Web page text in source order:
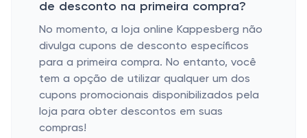
de desconto na primeira compra?
No momento, a loja online Kappesberg não
divulga cupons de desconto específicos
para a primeira compra. No entanto, você
tem a opção de utilizar qualquer um dos
cupons promocionais disponibilizados pela
loja para obter descontos em suas
compras!